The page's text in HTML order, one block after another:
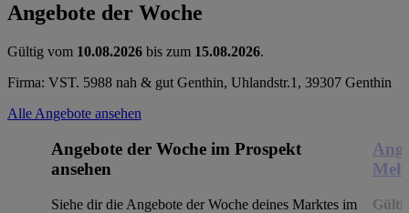
Angebote der Woche
Gültig vom 10.08.2026 bis zum 15.08.2026.
Firma: VST. 5988 nah & gut Genthin, Uhlandstr.1, 39307 Genthin
Alle Angebote ansehen
Angebote der Woche im Prospekt
ansehen
Siehe dir die Angebote der Woche deines Marktes im